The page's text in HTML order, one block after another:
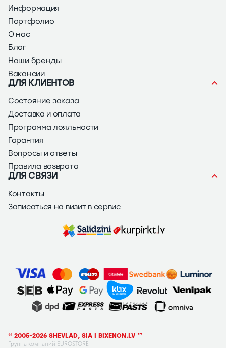
Информация
Портфолио
О нас
Блог
Наши бренды
Вакансии
ДЛЯ КЛИЕНТОВ
Состояние заказа
Доставка и оплата
Программа лояльности
Гарантия
Вопросы и ответы
Правила возврата
ДЛЯ СВЯЗИ
Контакты
Записаться на визит в сервис
© 2005-2026 SHEVLAD, SIA | BIXENON.LV ™
Группа компаний EUROSTORE